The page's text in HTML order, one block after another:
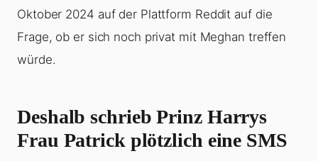
Oktober 2024 auf der Plattform Reddit auf die
Frage, ob er sich noch privat mit Meghan treffen
würde.
Deshalb schrieb Prinz Harrys
Frau Patrick plötzlich eine SMS